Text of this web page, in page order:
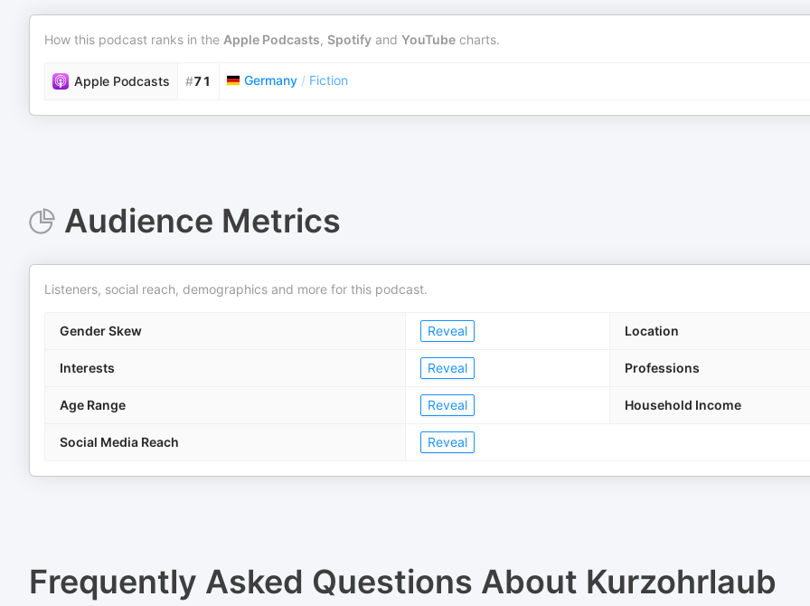
How this podcast ranks in the Apple Podcasts, Spotify and YouTube charts.
Apple Podcasts #71 Germany / Fiction
Audience Metrics
Listeners, social reach, demographics and more for this podcast.
Gender Skew Reveal Location
Interests Reveal Professions
Age Range Reveal Household Income
Social Media Reach Reveal
Frequently Asked Questions About Kurzohrlaub